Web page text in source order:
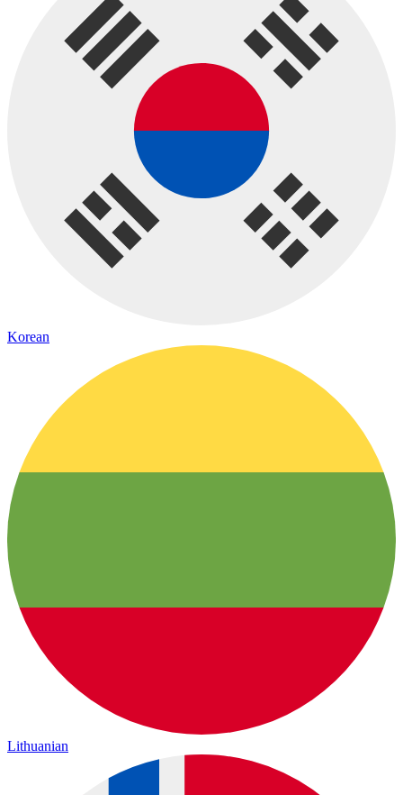
Korean
Lithuanian